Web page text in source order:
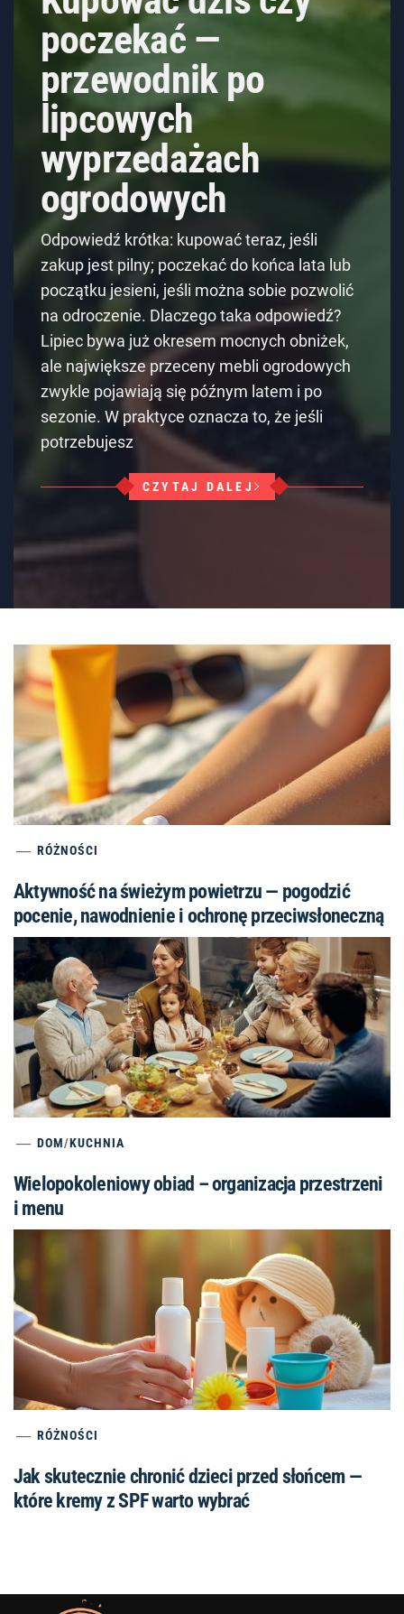
poczekać —
przewodnik po
lipcowych
wyprzedażach
ogrodowych
Odpowiedź krótka: kupować teraz, jeśli
zakup jest pilny; poczekać do końca lata lub
początku jesieni, jeśli można sobie pozwolić
na odroczenie. Dlaczego taka odpowiedź?
Lipiec bywa już okresem mocnych obniżek,
ale największe przeceny mebli ogrodowych
zwykle pojawiają się późnym latem i po
sezonie. W praktyce oznacza to, że jeśli
potrzebujesz
CZYTAJ DALEJ
RÓŻNOŚCI
Aktywność na świeżym powietrzu — pogodzić
pocenie, nawodnienie i ochronę przeciwsłoneczną
DOM/KUCHNIA
Wielopokoleniowy obiad – organizacja przestrzeni
i menu
RÓŻNOŚCI
Jak skutecznie chronić dzieci przed słońcem —
które kremy z SPF warto wybrać